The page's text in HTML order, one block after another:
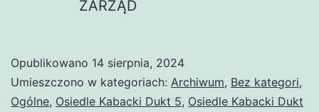
ZARZĄD
Opublikowano 14 sierpnia, 2024
Umieszczono w kategoriach: Archiwum, Bez kategori,
Ogólne, Osiedle Kabacki Dukt 5, Osiedle Kabacki Dukt